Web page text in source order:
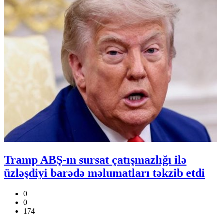
Tramp ABŞ-ın sursat çatışmazlığı ilə
üzləşdiyi barədə məlumatları təkzib etdi
0
0
174